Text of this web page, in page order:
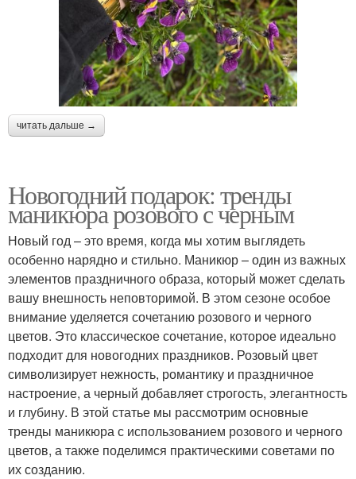
читать дальше →
Новогодний подарок: тренды
маникюра розового с черным
Новый год – это время, когда мы хотим выглядеть
особенно нарядно и стильно. Маникюр – один из важных
элементов праздничного образа, который может сделать
вашу внешность неповторимой. В этом сезоне особое
внимание уделяется сочетанию розового и черного
цветов. Это классическое сочетание, которое идеально
подходит для новогодних праздников. Розовый цвет
символизирует нежность, романтику и праздничное
настроение, а черный добавляет строгость, элегантность
и глубину. В этой статье мы рассмотрим основные
тренды маникюра с использованием розового и черного
цветов, а также поделимся практическими советами по
их созданию.